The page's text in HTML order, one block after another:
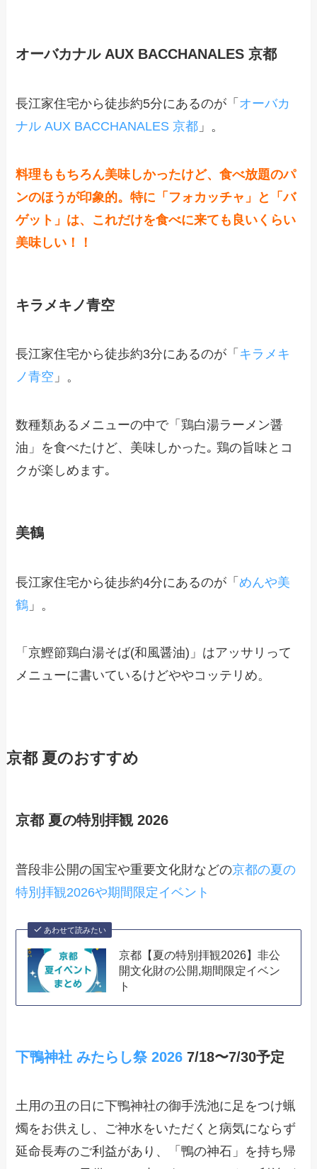
オーバカナル AUX BACCHANALES 京都
長江家住宅から徒歩約5分にあるのが「 オーバカ
ナル AUX BACCHANALES 京都 」。
料理ももちろん美味しかったけど、食べ放題のパ
ンのほうが印象的。特に「フォカッチャ」と「バ
ゲット」は、これだけを食べに来ても良いくらい
美味しい！！
キラメキノ青空
長江家住宅から徒歩約3分にあるのが「 キラメキ
ノ青空 」。
数種類あるメニューの中で「鶏白湯ラーメン醤
油」を食べたけど、美味しかった｡ 鶏の旨味とコ
クが楽しめます｡
美鶴
長江家住宅から徒歩約4分にあるのが「めんや美
鶴 」。
「京鰹節鶏白湯そば(和風醤油)」はアッサリって
メニューに書いているけどややコッテリめ。
京都 夏のおすすめ
京都 夏の特別拝観 2026
普段非公開の国宝や重要文化財などの京都の夏の
特別拝観2026や期間限定イベント
あわせて読みたい
京都【夏の特別拝観2026】非公
開文化財の公開,期間限定イベン
ト
下鴨神社 みたらし祭 2026 7/18〜7/30予定
土用の丑の日に下鴨神社の御手洗池に足をつけ蝋
燭をお供えし、ご神水をいただくと病気にならず
延命長寿のご利益があり、「鴨の神石」を持ち帰